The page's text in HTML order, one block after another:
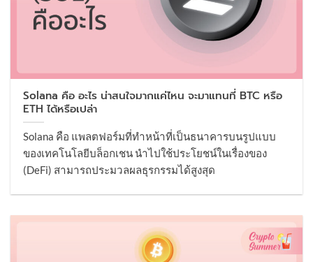
Solana คือ อะไร น่าสนใจมากแค่ไหน จะมาแทนที่ BTC หรือ
ETH ได้หรือเปล่า
Solana คือ แพลตฟอร์มที่ทำหน้าที่เป็นธนาคารบนรูปแบบ
ของเทคโนโลยีบล็อกเชน นำไปใช้ประโยชน์ในเรื่องของ
(DeFi) สามารถประมวลผลธุรกรรมได้สูงสุด